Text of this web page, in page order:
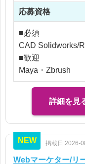
応募資格
■必須
CAD Solidworks/
■歓迎
Maya・Zbrush
詳細を見
NEW 掲載日:2026-
Webマーケター/リ